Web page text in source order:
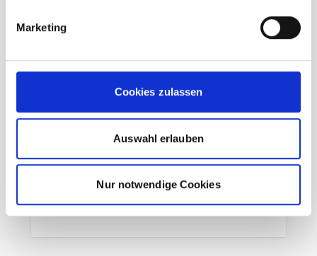
Marketing
Cookies zulassen
Auswahl erlauben
Nur notwendige Cookies
Materialien
und unterer Rückenpartie
Gewicht: 248 gramm
HAUPTSTOFF: 91% POLYESTER
(RECYCELT) , 9% ELASTHAN
FUTTER: 100% POLYESTER